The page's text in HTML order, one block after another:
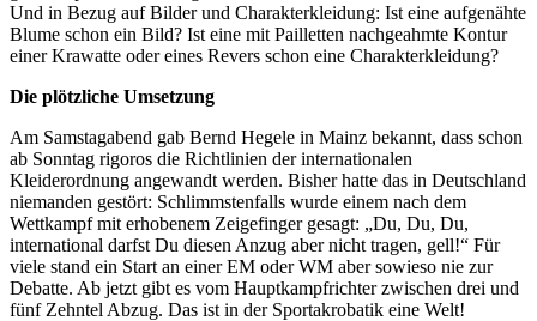
Und in Bezug auf Bilder und Charakterkleidung: Ist eine aufgenähte
Blume schon ein Bild? Ist eine mit Pailletten nachgeahmte Kontur
einer Krawatte oder eines Revers schon eine Charakterkleidung?
Die plötzliche Umsetzung
Am Samstagabend gab Bernd Hegele in Mainz bekannt, dass schon
ab Sonntag rigoros die Richtlinien der internationalen
Kleiderordnung angewandt werden. Bisher hatte das in Deutschland
niemanden gestört: Schlimmstenfalls wurde einem nach dem
Wettkampf mit erhobenem Zeigefinger gesagt: „Du, Du, Du,
international darfst Du diesen Anzug aber nicht tragen, gell!“ Für
viele stand ein Start an einer EM oder WM aber sowieso nie zur
Debatte. Ab jetzt gibt es vom Hauptkampfrichter zwischen drei und
fünf Zehntel Abzug. Das ist in der Sportakrobatik eine Welt!